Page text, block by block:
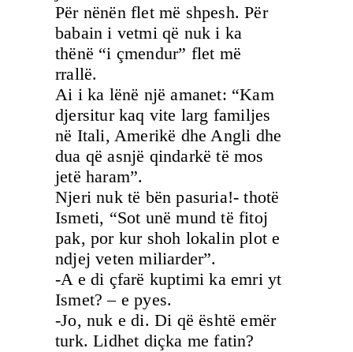
Për nënën flet më shpesh. Për
babain i vetmi që nuk i ka
thënë “i çmendur” flet më
rrallë.
Ai i ka lënë një amanet: “Kam
djersitur kaq vite larg familjes
në Itali, Amerikë dhe Angli dhe
dua që asnjë qindarkë të mos
jetë haram”.
Njeri nuk të bën pasuria!- thotë
Ismeti, “Sot unë mund të fitoj
pak, por kur shoh lokalin plot e
ndjej veten miliarder”.
-A e di çfarë kuptimi ka emri yt
Ismet? – e pyes.
-Jo, nuk e di. Di që është emër
turk. Lidhet diçka me fatin?